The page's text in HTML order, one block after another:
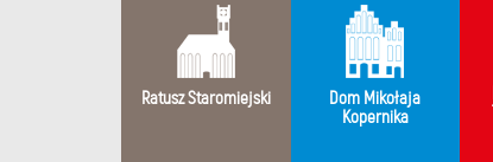
Ratusz Staromiejski
Dom Mikołaja
Kopernika